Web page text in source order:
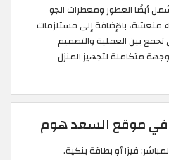
أيضًا العطور ومعطرات الجو
منعشة، بالإضافة إلى مستلزمات
بين العملية والتصميم
متكاملة لتجهيز المنزل
في موقع السعد هوم
فيزا أو بطاقة بنكية.